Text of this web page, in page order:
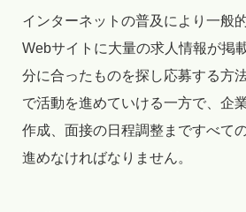
インターネットの普及により一般
Webサイトに大量の求人情報が掲
分に合ったものを探し応募する方
で活動を進めていける一方で、企
作成、面接の日程調整まですべて
進めなければなりません。